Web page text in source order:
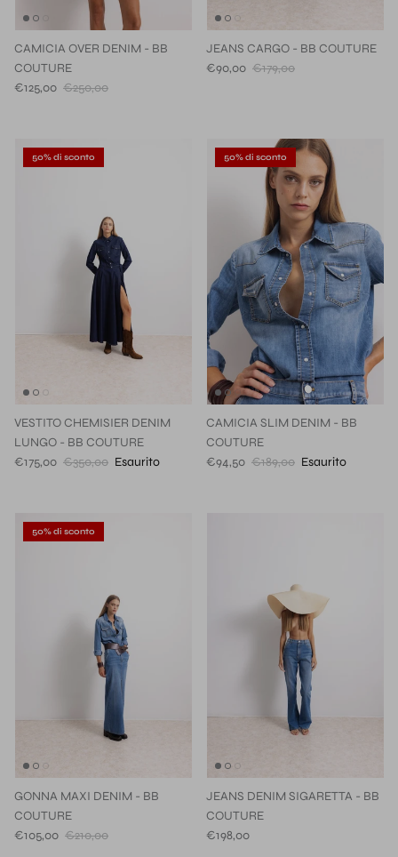
CAMICIA OVER DENIM - BB
COUTURE
€125,00 €250,00
JEANS CARGO - BB COUTURE
€90,00 €179,00
50% di sconto
VESTITO CHEMISIER DENIM
LUNGO - BB COUTURE
€175,00 €350,00 Esaurito
50% di sconto
CAMICIA SLIM DENIM - BB
COUTURE
€94,50 €189,00 Esaurito
50% di sconto
GONNA MAXI DENIM - BB
COUTURE
€105,00 €210,00
JEANS DENIM SIGARETTA - BB
COUTURE
€198,00